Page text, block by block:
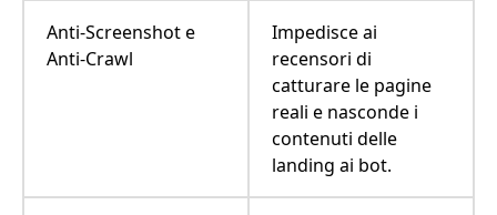
Anti-Screenshot e
Anti-Crawl
Impedisce ai
recensori di
catturare le pagine
reali e nasconde i
contenuti delle
landing ai bot.